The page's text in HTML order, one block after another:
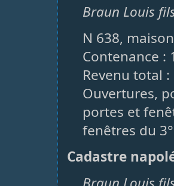
Braun Louis
N 638,
Contenance :
Revenu total
Ouvertures,
portes et
fenêtres du
Cadastre